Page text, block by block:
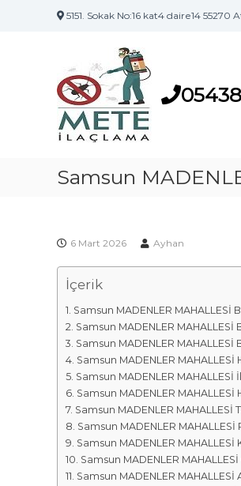
5151. Sokak No:16 kat4 daire14 55270
s
l
a
m
F
i
r
m
a
l
a
r
ı
u
n
İ
ç
a
a
M
a
r
k
a
s
Samsun
6 Mart 2026 Ayhan
İçerik
Samsun MADENLER MAHALLESİ
Samsun MADENLER
Samsun MADENLER
Samsun MADENLER
Samsun MADENLER MAHALLESİ
Samsun MADENLER
Samsun MADENLER
Samsun MADENLER
Samsun MADENLER
Samsun MADENLER
Samsun MADENLER